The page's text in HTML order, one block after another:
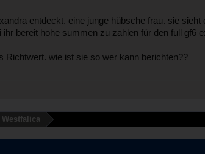
entdeckt. eine junge hübsche frau. sie
bereit hohe summen zu zahlen für den full gf6
Richtwert. wie ist sie so wer kann berichten??